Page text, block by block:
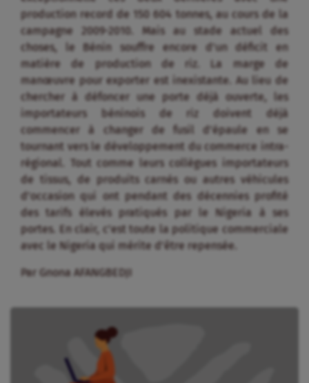
production record de 150 604 tonnes, au cours de la
campagne 2009-2010. Mais au stade actuel des
choses, le Bénin souffre encore d’un déficit en
matière de production de riz. La marge de
manœuvre pour exporter est inexistante. Au lieu de
chercher à défoncer une porte déjà ouverte, les
importateurs béninois de riz doivent déjà
commencer à changer de fusil d’épaule en se
tournant vers le développement du commerce intra-
régional. Tout comme leurs collègues importateurs
de tissus, de produits carnés ou autres véhicules
d’occasion qui ont pendant des décennies profité
des tarifs élevés pratiqués par le Nigeria à ses
portes. En clair, c’est toute la politique commerciale
avec le Nigeria qui mérite d’être repensée.
Par Gnona AFANGBEDJI